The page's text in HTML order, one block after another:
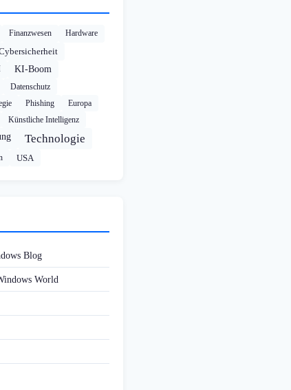
Finanzwesen Hardware
KI-Boom
Datenschutz
Phishing
Europa
Künstliche Intelligenz
Technologie
USA
Blog
World